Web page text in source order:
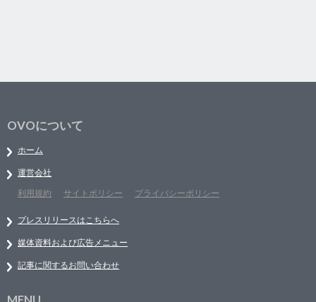
OVOについて
ホーム
運営会社
利用規約
サイトポリシー プライバシーポリシー
プレスリリースはこちらへ
媒体資料および広告メニュー
記事に関するお問い合わせ